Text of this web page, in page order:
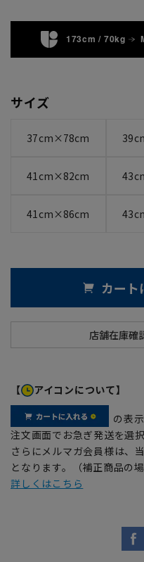
173cm / 70kg
サイズ
37cm×78cm
41cm×82cm
41cm×86cm
カート
【 アイコンについて】
の表
注文画面でお急ぎ発送を選
さらにメルマガ会員様は、
となります。（補正商品の
詳しくはこちら